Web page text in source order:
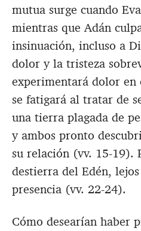
mutua surge cuando
mientras que Adán
insinuación, incluso a
dolor y la tristeza
experimentará dolor
se fatigará al tratar de
una tierra plagada de
y ambos pronto
su relación (vv. 15-19).
destierra del Edén,
presencia (vv. 22-24).
Cómo desearían haber